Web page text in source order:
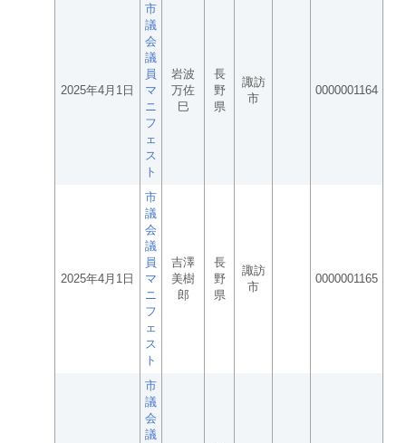
2025年4月1日
市
議
会
議
員
マ
ニ
フ
ェ
ス
ト
岩波
万佐
巳
長
野
県
諏訪
市
0000001164
2025年4月1日
市
議
会
議
員
マ
ニ
フ
ェ
ス
ト
吉澤
美樹
郎
長
野
県
諏訪
市
0000001165
市
議
会
議